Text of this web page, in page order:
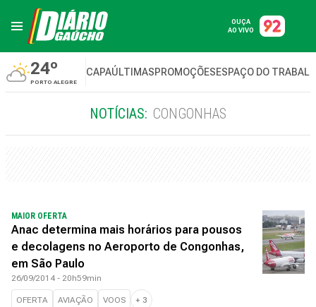
OUÇA
AO VIVO
24º
PORTO ALEGRE
CAPAÚLTIMASPROMOÇÕESESPAÇO DO
NOTÍCIAS: CONGONHAS
MAIOR OFERTA
Anac determina mais horários para pousos
e decolagens no Aeroporto de Congonhas,
em São Paulo
26/09/2014 - 20h59min
OFERTA AVIAÇÃO VOOS + 3